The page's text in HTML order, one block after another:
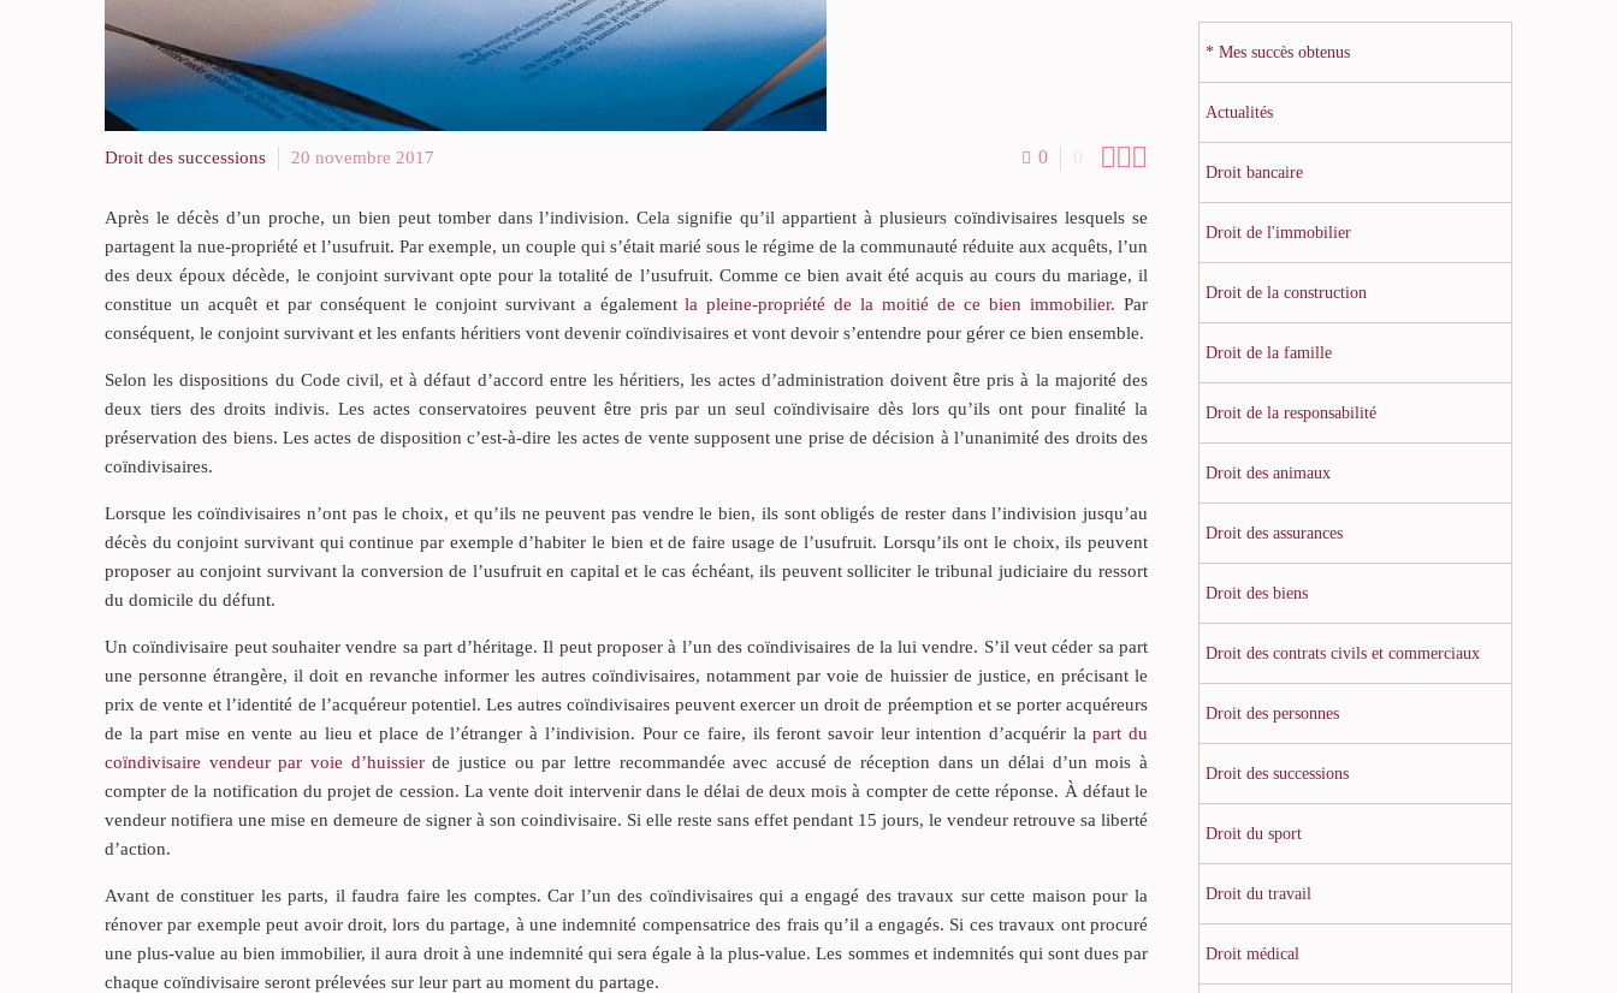
0 0 
Droit des successions 20 novembre 2017
Après le décès d’un proche, un bien peut tomber dans l’indivision. Cela signifie qu’il appartient à plusieurs coïndivisaires lesquels se
partagent la nue-propriété et l’usufruit. Par exemple, un couple qui s’était marié sous le régime de la communauté réduite aux acquêts, l’un
des deux époux décède, le conjoint survivant opte pour la totalité de l’usufruit. Comme ce bien avait été acquis au cours du mariage, il
constitue un acquêt et par conséquent le conjoint survivant a égalementla pleine-propriété de la moitié de ce bien immobilier. Par
conséquent, le conjoint survivant et les enfants héritiers vont devenir coïndivisaires et vont devoir s’entendre pour gérer ce bien ensemble.
Selon les dispositions du Code civil, et à défaut d’accord entre les héritiers, les actes d’administration doivent être pris à la majorité des
deux tiers des droits indivis. Les actes conservatoires peuvent être pris par un seul coïndivisaire dès lors qu’ils ont pour finalité la
préservation des biens. Les actes de disposition c’est-à-dire les actes de vente supposent une prise de décision à l’unanimité des droits des
coïndivisaires.
Lorsque les coïndivisaires n’ont pas le choix, et qu’ils ne peuvent pas vendre le bien, ils sont obligés de rester dans l’indivision jusqu’au
décès du conjoint survivant qui continue par exemple d’habiter le bien et de faire usage de l’usufruit. Lorsqu’ils ont le choix, ils peuvent
proposer au conjoint survivant la conversion de l’usufruit en capital et le cas échéant, ils peuvent solliciter le tribunal judiciaire du ressort
du domicile du défunt.
Un coïndivisaire peut souhaiter vendre sa part d’héritage. Il peut proposer à l’un des coïndivisaires de la lui vendre. S’il veut céder sa part
une personne étrangère, il doit en revanche informer les autres coïndivisaires, notamment par voie de huissier de justice, en précisant le
prix de vente et l’identité de l’acquéreur potentiel. Les autres coïndivisaires peuvent exercer un droit de préemption et se porter acquéreurs
de la part mise en vente au lieu et place de l’étranger à l’indivision. Pour ce faire, ils feront savoir leur intention d’acquérir lapart du
coïndivisaire vendeur par voie d’huissierde justice ou par lettre recommandée avec accusé de réception dans un délai d’un mois à
compter de la notification du projet de cession. La vente doit intervenir dans le délai de deux mois à compter de cette réponse. À défaut le
vendeur notifiera une mise en demeure de signer à son coindivisaire. Si elle reste sans effet pendant 15 jours, le vendeur retrouve sa liberté
d’action.
Avant de constituer les parts, il faudra faire les comptes. Car l’un des coïndivisaires qui a engagé des travaux sur cette maison pour la
rénover par exemple peut avoir droit, lors du partage, à une indemnité compensatrice des frais qu’il a engagés. Si ces travaux ont procuré
une plus-value au bien immobilier, il aura droit à une indemnité qui sera égale à la plus-value. Les sommes et indemnités qui sont dues par
chaque coïndivisaire seront prélevées sur leur part au moment du partage.
* Mes succès obtenus
Actualités
Droit bancaire
Droit de l'immobilier
Droit de la construction
Droit de la famille
Droit de la responsabilité
Droit des animaux
Droit des assurances
Droit des biens
Droit des contrats civils et commerciaux
Droit des personnes
Droit des successions
Droit du sport
Droit du travail
Droit médical